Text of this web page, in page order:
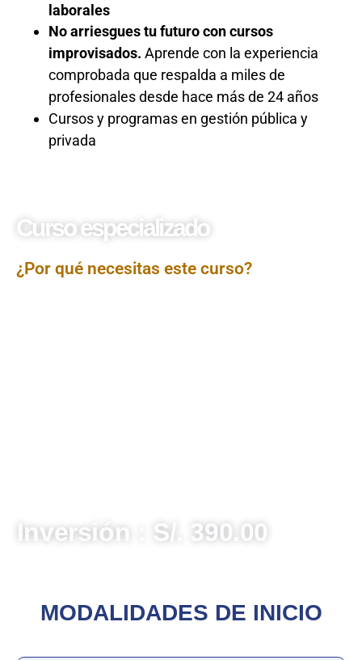
laborales
No arriesgues tu futuro con cursos
improvisados. Aprende con la experiencia
comprobada que respalda a miles de
profesionales desde hace más de 24 años
Cursos y programas en gestión pública y
privada
Curso especializado
¿Por qué necesitas este curso?
Inversión : S/. 390.00
MODALIDADES DE INICIO